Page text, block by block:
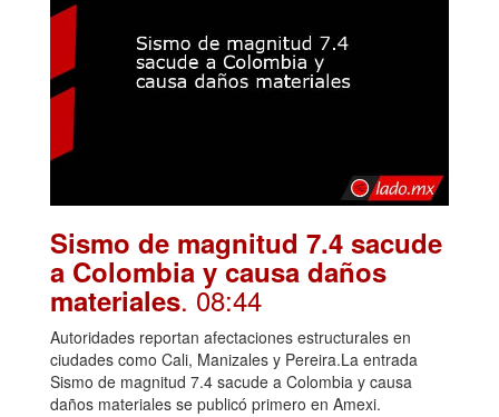
Sismo de magnitud 7.4 sacude
a Colombia y causa daños
materiales. 08:44
Autoridades reportan afectaciones estructurales en
ciudades como Cali, Manizales y Pereira.La entrada
Sismo de magnitud 7.4 sacude a Colombia y causa
daños materiales se publicó primero en Amexi.